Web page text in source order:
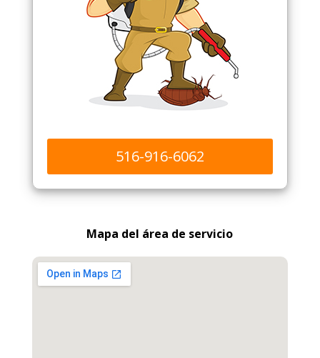
516-916-6062
Mapa del área de servicio